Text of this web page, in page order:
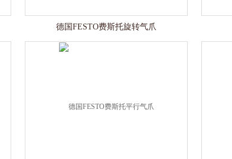
德国FESTO费斯托旋转气爪